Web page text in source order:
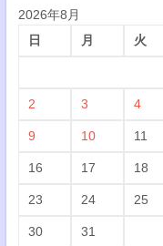
2026年8月
日
月 火
2 3 4
9 10 11
16 17 18
23 24 25
30 31